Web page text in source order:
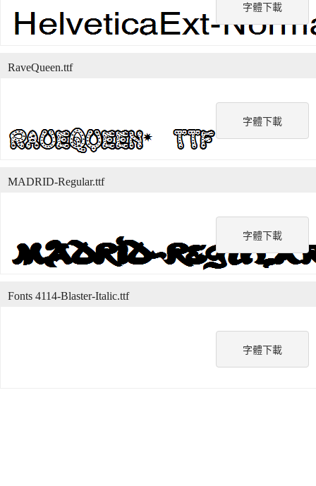
字體下載
字體下載
RaveQueen.ttf
字體下載
MADRID-Regular.ttf
字體下載
Fonts 4114-Blaster-Italic.ttf